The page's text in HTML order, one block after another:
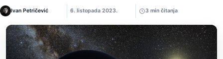
Ivan Petričević 6. listopada 2023. 3 min čitanja